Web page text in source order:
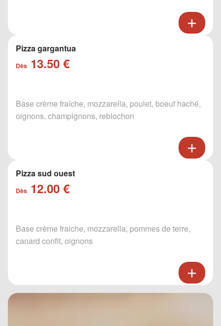
Pizza gargantua
Dès 13.50 €
Base crème fraîche, mozzarella, poulet, boeuf haché,
oignons, champignons, reblochon
Pizza sud ouest
Dès 12.00 €
Base crème fraiche, mozzarella, pommes de terre,
canard confit, oignons